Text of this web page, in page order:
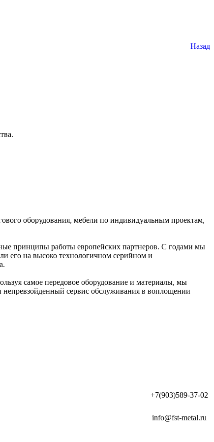
Назад
оборудования, мебели по индивидуальным проектам,
принципы работы европейских партнеров. С годами мы
его на высоко технологичном серийном и
самое передовое оборудование и материалы, мы
сервис обслуживания в воплощении
+7(903)589-37-02
info@fst-metal.ru